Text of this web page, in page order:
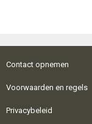
Contact opnemen
Voorwaarden en regels
Privacybeleid